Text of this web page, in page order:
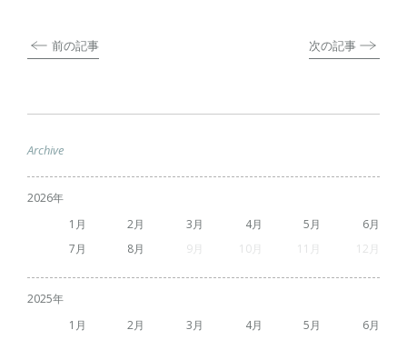
前の記事 次の記事
Archive
2026
1
2 3 4 5
6
7
8 9 10 11 12
2025
1
2 3 4 5
6